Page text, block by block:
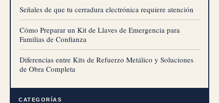
Señales de que tu cerradura electrónica requiere atención
Cómo Preparar un Kit de Llaves de Emergencia para
Familias de Confianza
Diferencias entre Kits de Refuerzo Metálico y Soluciones
de Obra Completa
CATEGORÍAS